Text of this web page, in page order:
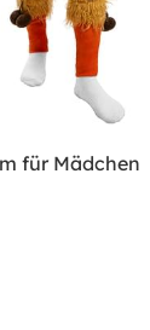
für Mädchen